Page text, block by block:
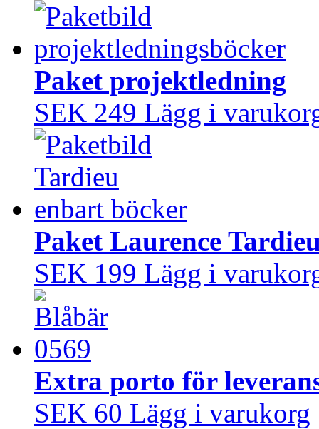
Paket projektledning
SEK 249 Lägg i
Paket Laurence
SEK 199 Lägg i
Extra porto för
SEK 60 Lägg i varukorg